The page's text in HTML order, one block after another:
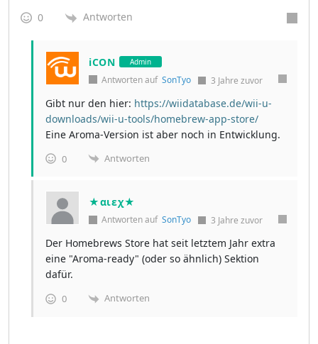
0 Antworten
iCON Admin
Antworten auf SonTyo 3 Jahre zuvor
Gibt nur den hier: https://wiidatabase.de/wii-u-
downloads/wii-u-tools/homebrew-app-store/
Eine Aroma-Version ist aber noch in Entwicklung.
0 Antworten
★αιεχ★
Antworten auf SonTyo 3 Jahre zuvor
Der Homebrews Store hat seit letztem Jahr extra
eine "Aroma-ready" (oder so ähnlich) Sektion
dafür.
0 Antworten